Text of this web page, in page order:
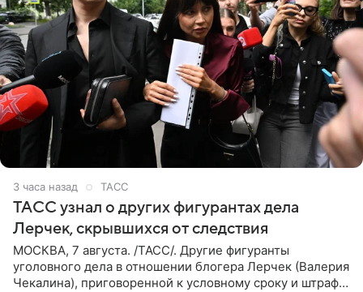
3 часа назад ТАСС
ТАСС узнал о других фигурантах дела
Лерчек, скрывшихся от следствия
МОСКВА, 7 августа. /ТАСС/. Другие фигуранты
уголовного дела в отношении блогера Лерчек (Валерия
Чекалина), приговоренной к условному сроку и штрафу,